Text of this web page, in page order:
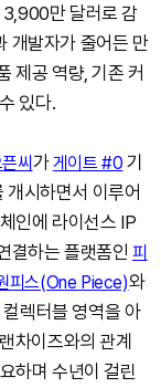
만 달러로 감
개발자가 줄어든 만
제공 역량, 기존 커
있다.
씨가게이트 #0 기
개시하면서 이루어
인에 라이선스 IP
결하는 플랫폼인 피
피스(One Piece)와
렉터블 영역을 아
차이즈와의 관계
하며 수년이 걸린